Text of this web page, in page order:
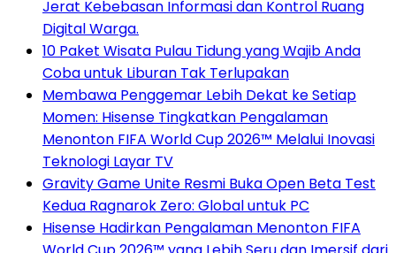
Jerat Kebebasan Informasi dan Kontrol Ruang
Digital Warga.
10 Paket Wisata Pulau Tidung yang Wajib Anda
Coba untuk Liburan Tak Terlupakan
Membawa Penggemar Lebih Dekat ke Setiap
Momen: Hisense Tingkatkan Pengalaman
Menonton FIFA World Cup 2026™ Melalui Inovasi
Teknologi Layar TV
Gravity Game Unite Resmi Buka Open Beta Test
Kedua Ragnarok Zero: Global untuk PC
Hisense Hadirkan Pengalaman Menonton FIFA